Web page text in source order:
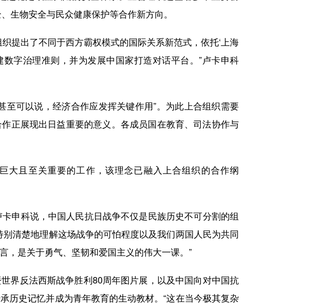
生物安全与民众健康保护等合作新方向。
出了不同于西方霸权模式的国际关系新范式，依托‘上海
数字治理准则，并为发展中国家打造对话平台。”卢卡申科
可以说，经济合作应发挥关键作用”。为此上合组织需要
正展现出日益重要的意义。各成员国在教育、司法协作与
且至关重要的工作，该理念已融入上合组织的合作纲
科说，中国人民抗日战争不仅是民族历史不可分割的组
清楚地理解这场战争的可怕程度以及我们两国人民为共同
，是关于勇气、坚韧和爱国主义的伟大一课。”
反法西斯战争胜利80周年图片展，以及中国向对中国抗
历史记忆并成为青年教育的生动教材。“这在当今极其复杂